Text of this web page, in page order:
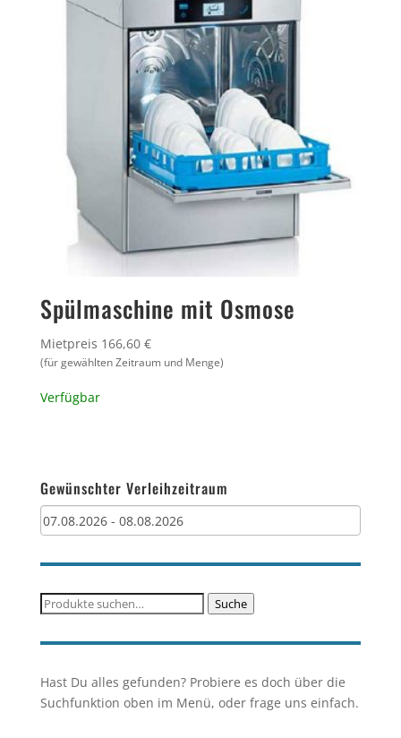
Spülmaschine mit Osmose
Mietpreis 166,60 €
(für gewählten Zeitraum und Menge)
Verfügbar
Gewünschter Verleihzeitraum
Suche
Suche
Hast Du alles gefunden? Probiere es doch über die
Suchfunktion oben im Menü, oder frage uns einfach.